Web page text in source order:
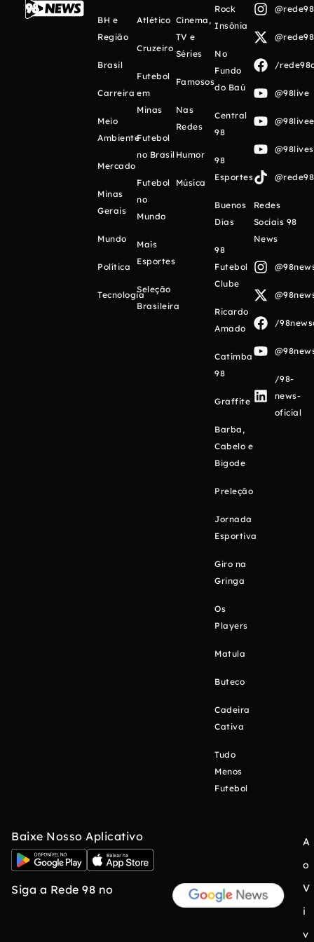
BH e
Região
Brasil
Carreira
Meio
Ambiente
Mercado
Minas
Gerais
Mundo
Política
Tecnologia
Atlético
Cruzeiro
Futebol
em
Minas
Futebol
no Brasil
Futebol
no
Mundo
Mais
Esportes
Seleção
Brasileira
Cinema,
TV e
Séries
Famosos
Nas
Redes
Humor
Música
Rock
Insônia
No
Fundo
do Baú
Central
98
98
Esportes
Buenos
Días
98
Futebol
Clube
Ricardo
Amado
Catimba
98
Graffite
Barba,
Cabelo e
Bigode
Preleção
Jornada
Esportiva
Giro na
Gringa
Os
Players
Matula
Buteco
Cadeira
Cativa
Tudo
Menos
Futebol
/
@98live
Redes
Sociais 98
News
/
/98-
news-
oficial
Baixe Nosso Aplicativo
Siga a Rede 98 no
A
o
V
i
v